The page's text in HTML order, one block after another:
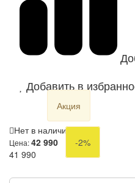
Добавить в
Акция
Нет в наличии
Цена:42 990
-2%
41 990